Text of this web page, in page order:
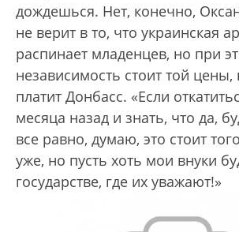
дождешься. Нет, конечно,
не верит в то, что украинская
распинает младенцев, но при
независимость стоит той цены,
платит Донбасс. «Если
месяца назад и знать, что да,
все равно, думаю, это стоит
уже, но пусть хоть мои внуки
государстве, где их уважают!»